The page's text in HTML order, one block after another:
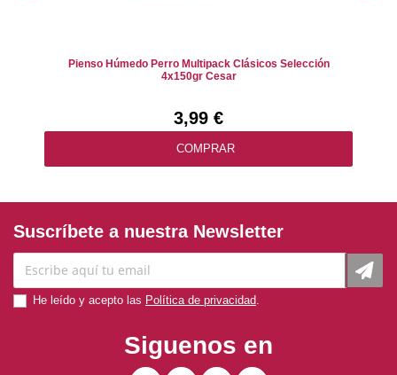
Pienso Húmedo Perro Multipack Clásicos Selección
4x150gr Cesar
3,99 €
COMPRAR
Suscríbete a nuestra Newsletter
He leído y acepto las Política de privacidad
Siguenos en